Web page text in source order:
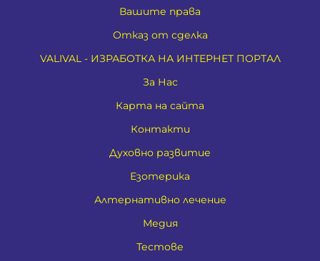
Вашите права
Отказ от сделка
VALIVAL - ИЗРАБОТКА НА ИНТЕРНЕТ ПОРТАЛ
За Нас
Карта на сайта
Контакти
Духовно развитие
Езотерика
Алтернативно лечение
Медия
Тестове